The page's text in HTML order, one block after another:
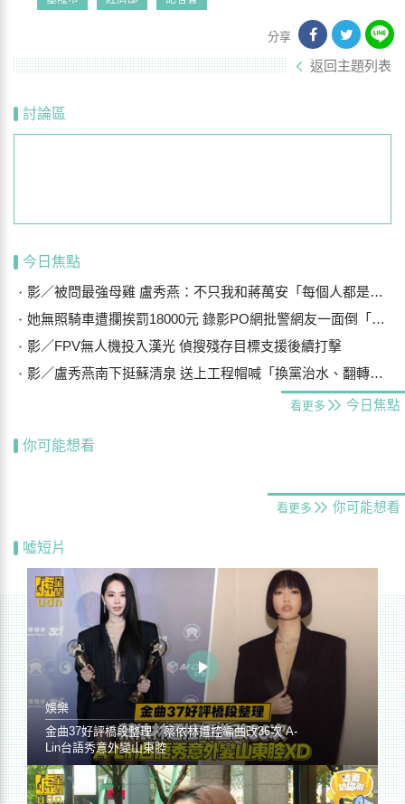
分享
返回主題列表
討論區
今日焦點
影／被問最強母雞 盧秀燕：不只我和蔣萬安「每個人都是母雞」
她無照騎車遭攔挨罰18000元 錄影PO網批警網友一面倒「這局支持警察」
影／FPV無人機投入漢光 偵搜殘存目標支援後續打擊
影／盧秀燕南下挺蘇清泉 送上工程帽喊「換黨治水、翻轉屏東」
看更多 今日焦點
你可能想看
看更多 你可能想看
噓短片
娛樂
金曲37好評橋段整理／蔡依林遭控編曲改36次 A-
Lin台語秀意外變山東腔